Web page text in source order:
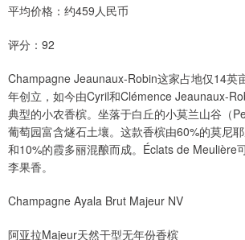
平均价格：约459人民币
评分：92
Champagne Jeaunaux-Robin这家占地仅14英
年创立，如今由Cyril和Clémence Jeaunaux-
典型的小农香槟。坐落于白丘的小莫兰山谷（
葡萄园富含燧石土壤。这款香槟由60%的莫尼
和10%的霞多丽混酿而成。Éclats de Meulière
李果香。
Champagne Ayala Brut Majeur NV
阿亚拉Majeur天然干型无年份香槟